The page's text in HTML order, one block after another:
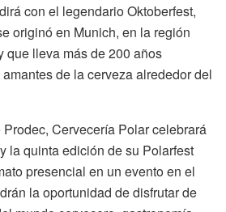
con el legendarioOktoberfest,
originó en Munich, en la región
que lleva más de 200 años
de la cerveza alrededor del
Prodec, Cervecería Polarcelebrará
y laquintaedición de su Polarfest
presencial en un eventoen el
la oportunidad de disfrutar de